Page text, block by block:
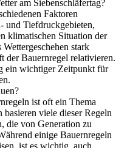
am Siebenschläfertag?
Faktoren
und Tiefdruckgebieten,
klimatischen Situation der
stark
der Bauernregel relativieren.
ein wichtiger Zeitpunkt für
ist oft ein Thema
viele dieser Regeln
die von Generation zu
einige Bauernregeln
ist es wichtig, auch